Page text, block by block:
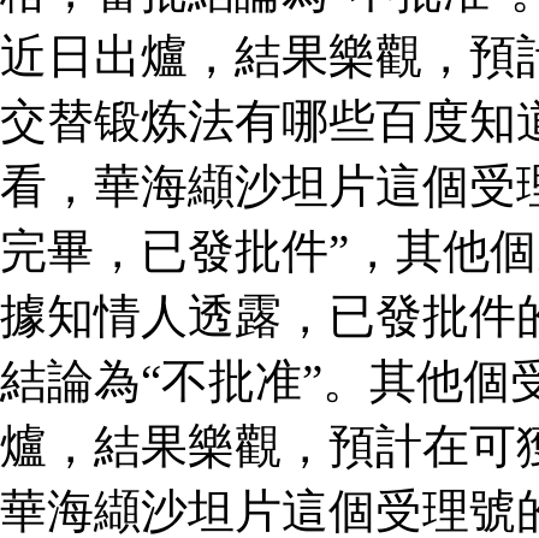
近日出爐，結果樂觀，預
交替锻炼法有哪些百度知
看，華海纈沙坦片這個受
完畢，已發批件”，其他
據知情人透露，已發批件
結論為“不批准”。其他個
爐，結果樂觀，預計在可
華海纈沙坦片這個受理號